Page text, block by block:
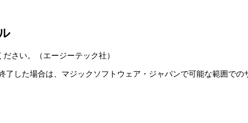
ださい。（エージーテック社）
了した場合は、マジックソフトウェア・ジャパンで可能な範囲での